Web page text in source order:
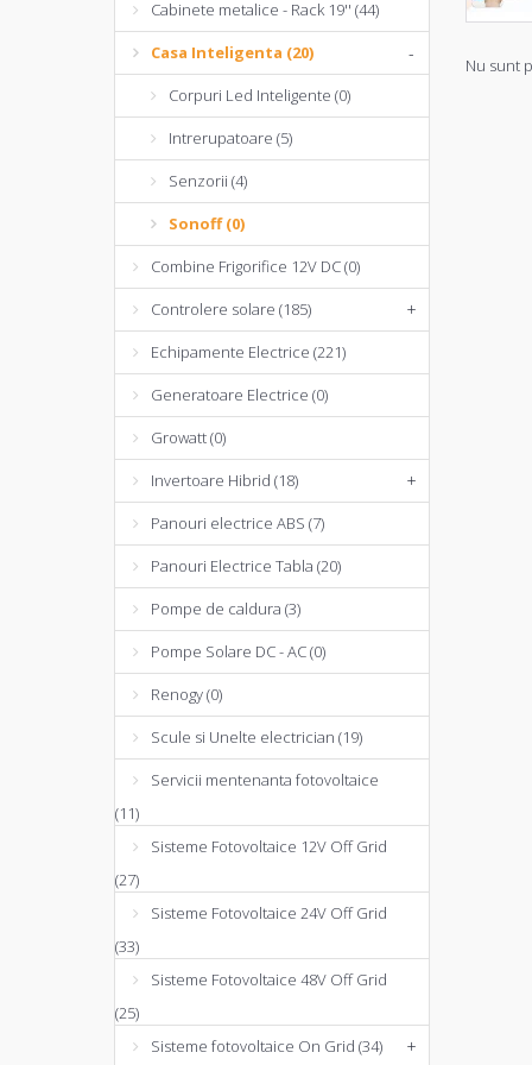
Cabinete metalice - Rack 19'' (44)
Casa Inteligenta (20)
-
Corpuri Led Inteligente (0)
Intrerupatoare (5)
Senzorii (4)
Sonoff (0)
Combine Frigorifice 12V DC (0)
Controlere solare (185)
+
Echipamente Electrice (221)
Generatoare Electrice (0)
Growatt (0)
Invertoare Hibrid (18)
+
Panouri electrice ABS (7)
Panouri Electrice Tabla (20)
Pompe de caldura (3)
Pompe Solare DC - AC (0)
Renogy (0)
Scule si Unelte electrician (19)
Servicii mentenanta fotovoltaice
(11)
Sisteme Fotovoltaice 12V Off Grid
(27)
Sisteme Fotovoltaice 24V Off Grid
(33)
Sisteme Fotovoltaice 48V Off Grid
(25)
Sisteme fotovoltaice On Grid (34)
+
Nu sunt